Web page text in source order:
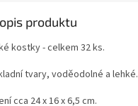
produktu
kostky - celkem 32 ks.
tvary, voděodolné a lehké.
cca 24 x 16 x 6,5 cm.